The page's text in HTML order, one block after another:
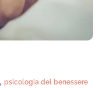
, psicologia del benessere